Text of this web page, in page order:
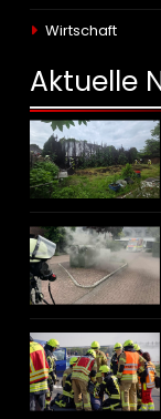
Wirtschaft
Aktuelle